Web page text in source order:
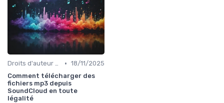
Droits d'auteur et SACEM • 18/11/2025
Comment télécharger des
fichiers mp3 depuis
SoundCloud en toute
légalité